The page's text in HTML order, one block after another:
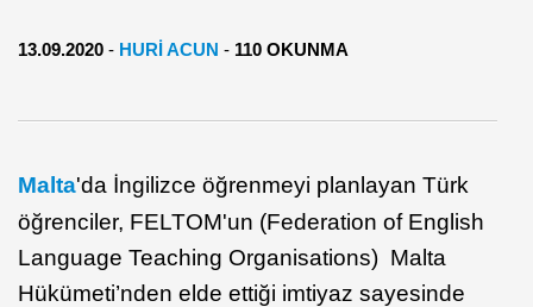
13.09.2020 - HURI ACUN - 110 OKUNMA
Malta'da İngilizce öğrenmeyi planlayan Türk
öğrenciler, FELTOM'un (Federation of English
Language Teaching Organisations) Malta
Hükümeti’nden elde ettiği imtiyaz sayesinde